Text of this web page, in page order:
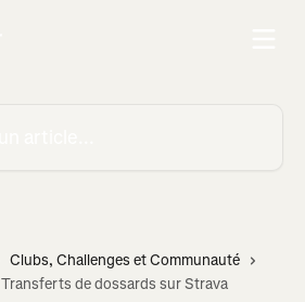
Clubs, Challenges et Communauté
Transferts de dossards sur Strava